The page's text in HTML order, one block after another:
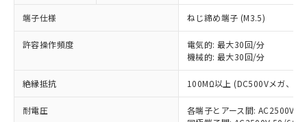
端子仕様 ねじ締め端子 (M3.5)
許容操作頻度
電気的: 最大30回/分
機械的: 最大30回/分
絶縁抵抗 100MΩ以上 (DC500Vメガ、点
耐電圧
各端子とアース間: AC2500V
本サービスは、当社制御機器事業取扱
商品の当社在庫状況および標準価格
(税抜)を提供させていただくもので
当社制御機器事業取扱商品の中には、
本サービスの対象外となる商品もある
ことをご了承ください。
調査・確認中：EU RoHS指令（10物質）の
非含有の対応状況を調査中または確認中の
商品です。
非該当品：ライセンス料など無形物で、有
害物質有無と関係のない商品です。
仕入先様の事情により、非含有部品として
いたものが、含有品と判明した場合などや
「○」：最大均質材料含有率が中国RoHSの
「×」：最大均質材料含有率が中国RoHSの
基準値を超えていることを示します。
当社は、これら貴社製品のうち、外国